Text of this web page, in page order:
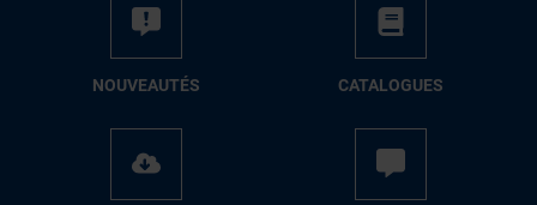
NOUVEAUTÉS CATALOGUES